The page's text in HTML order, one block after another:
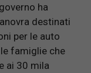
governo ha
destinati
per le auto
famiglie che
ai 30 mila